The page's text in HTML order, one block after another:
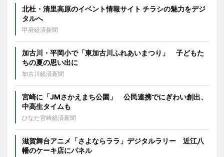
北杜・清里高原のイベント情報サイト チラシの魅力をデジ
タルへ
甲府経済新聞
加古川・平岡小で「東加古川ふれあいまつり」 子どもた
ちの夏の思い出に
加古川経済新聞
宮崎に「JMさかえまち公園」 公民連携でにぎわい創出、
中高生タイムも
ひなた宮崎経済新聞
滋賀舞台アニメ「さよならララ」デジタルラリー 近江八
幡のケーキ店にパネル